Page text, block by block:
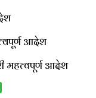
आदेश
महत्वपूर्ण आदेश